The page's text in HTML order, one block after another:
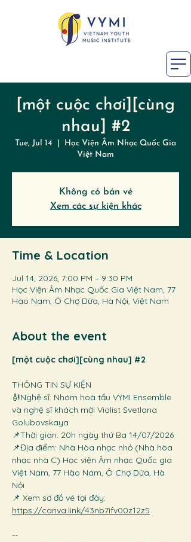
[một cuộc chơi][cùng
nhau] #2
Tue, Jul 14
Học Viện Âm Nhạc Quốc Gia
Việt Nam
Không có bán vé
Xem các sự kiện khác
Time & Location
Jul 14, 2026, 7:00 PM – 9:30 PM
Học Viện Âm Nhạc Quốc Gia Việt Nam, 77
Hào Nam, Ô Chợ Dừa, Hà Nội, Việt Nam
About the event
[một cuộc chơi][cùng nhau] #2
THÔNG TIN SỰ KIỆN
🎻Nghệ sĩ: Nhóm hoà tấu VYMI Ensemble
và nghệ sĩ khách mời Violist Svetlana
Golubovskaya
📌Thời gian: 20h ngày thứ Ba 14/07/2026
📌Địa điểm: Nhà Hòa nhạc nhỏ (Nhà hòa
nhạc nhà C) Học viện Âm nhạc Quốc gia
Việt Nam, 77 Hào Nam, Ô Chợ Dừa, Hà
Nội
📌 Xem sơ đồ vé tại đây:
https://canva.link/43nb7ifv00z12z5
--